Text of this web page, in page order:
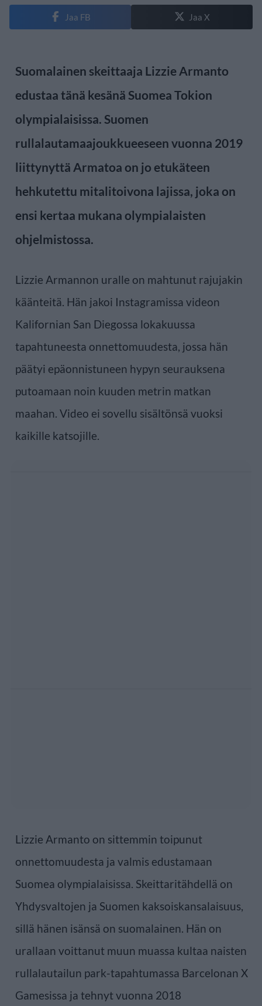
Jaa FB Jaa X
Suomalainen skeittaaja Lizzie Armanto
edustaa tänä kesänä Suomea Tokion
olympialaisissa. Suomen
rullalautamaajoukkueeseen vuonna 2019
liittynyttä Armatoa on jo etukäteen
hehkutettu mitalitoivona lajissa, joka on
ensi kertaa mukana olympialaisten
ohjelmistossa.
Lizzie Armannon uralle on mahtunut rajujakin
käänteitä. Hän jakoi Instagramissa videon
Kalifornian San Diegossa lokakuussa
tapahtuneesta onnettomuudesta, jossa hän
päätyi epäonnistuneen hypyn seurauksena
putoamaan noin kuuden metrin matkan
maahan. Video ei sovellu sisältönsä vuoksi
kaikille katsojille.
Lizzie Armanto on sittemmin toipunut
onnettomuudesta ja valmis edustamaan
Suomea olympialaisissa. Skeittaritähdellä on
Yhdysvaltojen ja Suomen kaksoiskansalaisuus,
sillä hänen isänsä on suomalainen. Hän on
urallaan voittanut muun muassa kultaa naisten
rullalautailun park-tapahtumassa Barcelonan X
Gamesissa ja tehnyt vuonna 2018